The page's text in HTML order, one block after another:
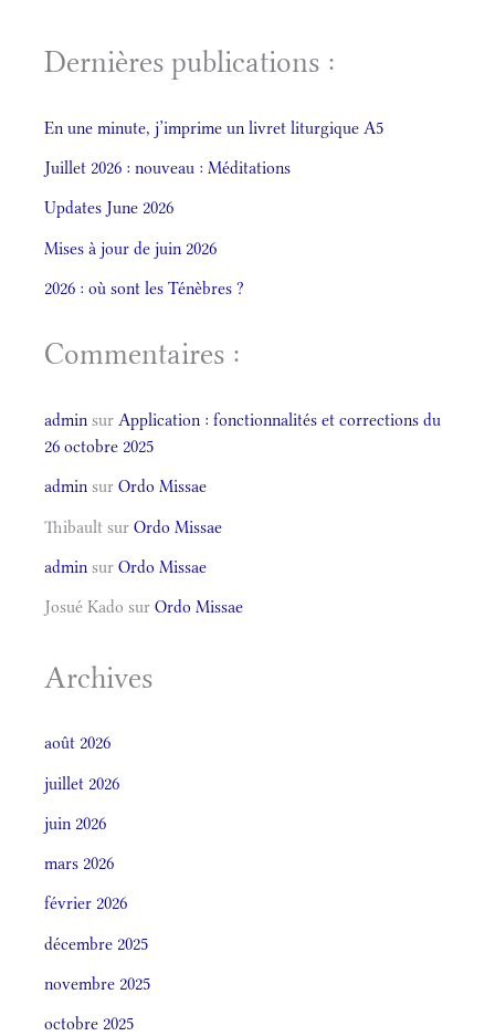
Dernières publications :
En une minute, j’imprime un livret liturgique A5
Juillet 2026 : nouveau : Méditations
Updates June 2026
Mises à jour de juin 2026
2026 : où sont les Ténèbres ?
Commentaires :
admin sur Application : fonctionnalités et corrections du
26 octobre 2025
admin sur Ordo Missae
Thibault sur Ordo Missae
admin sur Ordo Missae
Josué Kado sur Ordo Missae
Archives
août 2026
juillet 2026
juin 2026
mars 2026
février 2026
décembre 2025
novembre 2025
octobre 2025